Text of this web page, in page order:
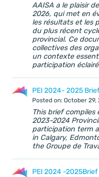
AAISA a le plaisir
2026, qui met en
les résultats et les
du plus récent
provincial. Ce
collectives des
un contexte
participation
PEI 2024- 2025
Posted on: October 29,
This brief
2023-2024
participation term
in Calgary,
the Groupe de
PEI 2024 -2025Brief